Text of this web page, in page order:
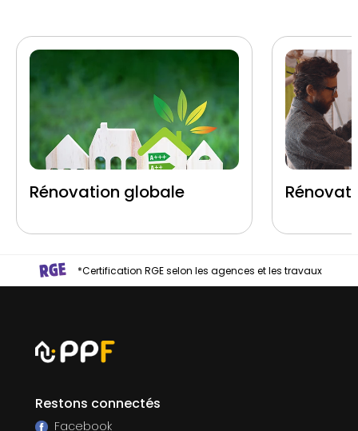
Rénovation globale
*Certification RGE selon les agences et les travaux
Restons connectés
Facebook